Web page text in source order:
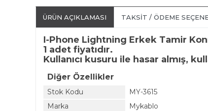
ÜRÜN AÇIKLAMASI TAKSIT / ÖDEME
I-Phone Lightning Erkek Tamir
1 adet fiyatıdır.
Kullanıcı kusuru ile hasar almış,
Diğer Özellikler
Stok Kodu
MY-3615
Marka
Mykablo